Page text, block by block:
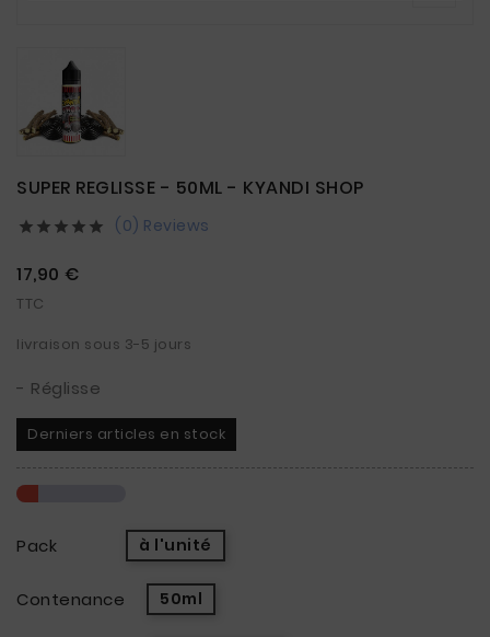
SUPER REGLISSE - 50ML - KYANDI SHOP
     (0) Reviews
17,90 €
TTC
livraison sous 3-5 jours
- Réglisse
Derniers articles en stock
Pack à l'unité
Contenance 50ml